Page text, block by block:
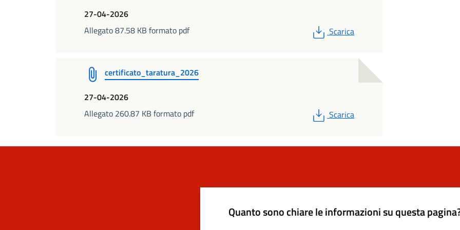
27-04-2026
Allegato 87.58 KB formato pdf
PDF
Scarica
certificato_taratura_2026
27-04-2026
Allegato 260.87 KB formato pdf
PDF
Scarica
Quanto sono chiare le informazioni su questa